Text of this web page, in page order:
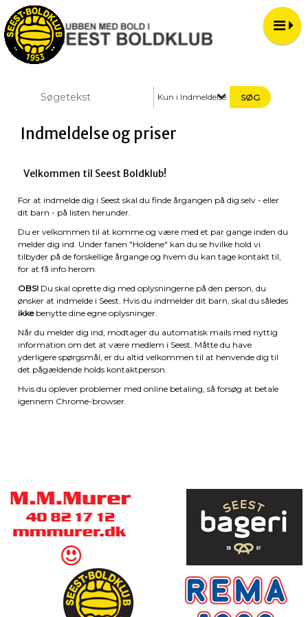
Kun i Indmeldelse og priser
Indmeldelse og priser
Velkommen til Seest Boldklub!
For at indmelde dig i Seest skal du finde årgangen på dig selv - eller
dit barn - på listen herunder.
Du er velkommen til at komme og være med et par gange inden du
melder dig ind. Under fanen "Holdene" kan du se hvilke hold vi
tilbyder på de forskellige årgange og hvem du kan tage kontakt til,
for at få info herom.
OBS! Du skal oprette dig med oplysningerne på den person, du
ønsker at indmelde i Seest. Hvis du indmelder dit barn, skal du således
ikke benytte dine egne oplysninger.
Når du melder dig ind, modtager du automatisk mails med nyttig
information om det at være medlem i Seest. Måtte du have
yderligere spørgsmål, er du altid velkommen til at henvende dig til
det pågældende holds kontaktperson.
Hvis du oplever problemer med online betaling, så forsøg at betale
igennem Chrome-browser.